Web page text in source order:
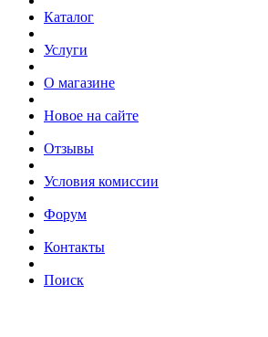
Каталог
Услуги
О магазине
Новое на сайте
Отзывы
Условия комиссии
Форум
Контакты
Поиск